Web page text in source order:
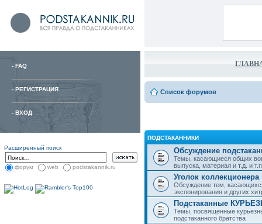
- FAQ
- РЕГИСТРАЦИЯ
- ВХОД
Расширенный поиск
форум web podstakannik.ru
Список форумов
ПОДСТАКАННИКИ
Обсуждение
Темы, касающиеся общих
выпуска, материал и т.д. и
Уголок коллекционера
Обсуждение тем,
экспонирования и других
Подстаканные
Темы, посвященные
подстаканного братства